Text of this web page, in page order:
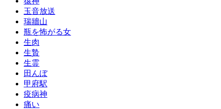
玉音放送
瑞牆山
瓶を怖がる女
生肉
生贄
生霊
田んぼ
甲府駅
疫病神
痛い